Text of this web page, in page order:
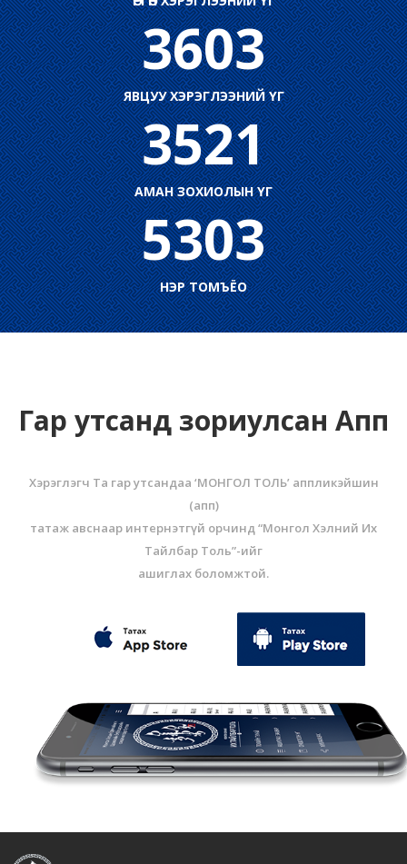
3603
ЯВЦУУ ХЭРЭГЛЭЭНИЙ ҮГ
3521
АМАН ЗОХИОЛЫН ҮГ
5303
НЭР ТОМЪЁО
Гар утсанд зориулсан Апп
Хэрэглэгч Та гар утсандаа ‘МОНГОЛ ТОЛЬ’ аппликэйшин
(aпп)
татаж авснаар интернэтгүй орчинд “Монгол Хэлний Их
Тайлбар Толь”-ийг
ашиглах боломжтой.